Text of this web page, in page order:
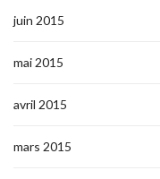
juin 2015
mai 2015
avril 2015
mars 2015